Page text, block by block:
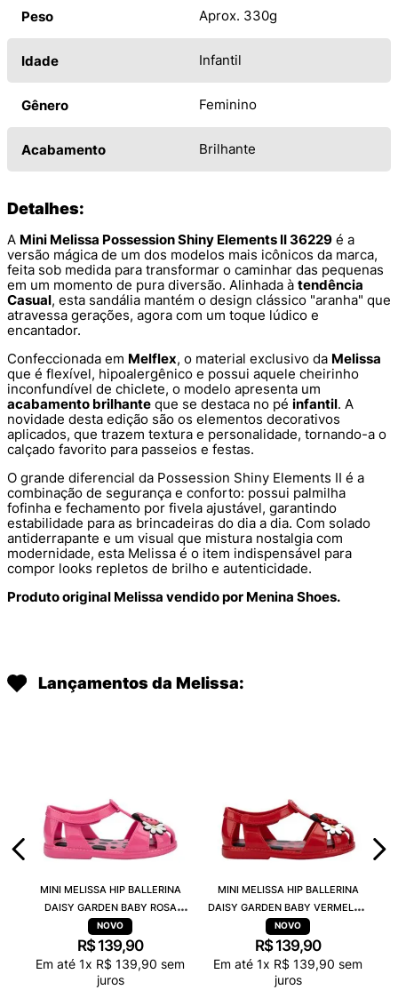
Peso Aprox. 330g
Idade Infantil
Gênero Feminino
Acabamento Brilhante
Detalhes:
A Mini Melissa Possession Shiny Elements II 36229 é a
versão mágica de um dos modelos mais icônicos da marca,
feita sob medida para transformar o caminhar das pequenas
em um momento de pura diversão. Alinhada à tendência
Casual, esta sandália mantém o design clássico "aranha" que
atravessa gerações, agora com um toque lúdico e
encantador.
Confeccionada em Melflex, o material exclusivo da Melissa
que é flexível, hipoalergênico e possui aquele cheirinho
inconfundível de chiclete, o modelo apresenta um
acabamento brilhante que se destaca no pé infantil. A
novidade desta edição são os elementos decorativos
aplicados, que trazem textura e personalidade, tornando-a o
calçado favorito para passeios e festas.
O grande diferencial da Possession Shiny Elements II é a
combinação de segurança e conforto: possui palmilha
fofinha e fechamento por fivela ajustável, garantindo
estabilidade para as brincadeiras do dia a dia. Com solado
antiderrapante e um visual que mistura nostalgia com
modernidade, esta Melissa é o item indispensável para
compor looks repletos de brilho e autenticidade.
Produto original Melissa vendido por Menina Shoes.
Lançamentos da Melissa:
MINI MELISSA HIP BALLERINA
DAISY GARDEN BABY ROSA
PRETO 38115
R$ 139,90
Em até 1x R$ 139,90 sem
juros
MINI MELISSA HIP BALLERINA
DAISY GARDEN BABY VERMELHO
PRETO 38115
R$ 139,90
Em até 1x R$ 139,90 sem
juros